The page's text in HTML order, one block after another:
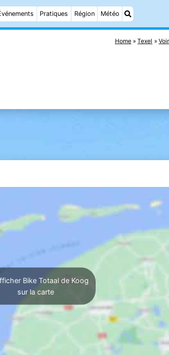
Pratiques Région Météo
Home Texel
Bike Totaal de Koog
sur la carte